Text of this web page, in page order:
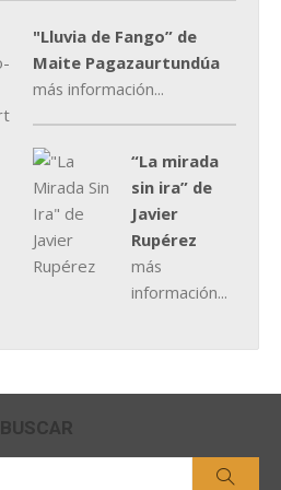
"Lluvia de Fango” de
Maite Pagazaurtundúa
más información...
“La mirada
sin ira” de
Javier
Rupérez
más
información...
BUSCAR